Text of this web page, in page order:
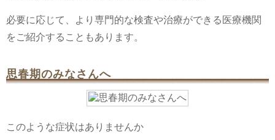
必要に応じて、より専門的な検査や治療ができる医療機関
をご紹介することもあります。
思春期のみなさんへ
このような症状はありませんか